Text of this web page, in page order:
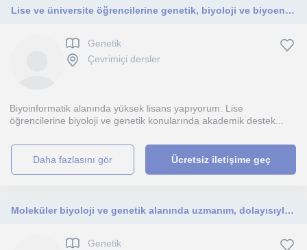
Lise ve üniversite öğrencilerine genetik, biyoloji ve biyoenformatik alanında çevrimiçi ders veren, alanında uzman.
Genetik
Çevrimiçi dersler
Biyoinformatik alanında yüksek lisans yapıyorum. Lise
öğrencilerine biyoloji ve genetik konularında akademik destek...
daha fazlasını gör Ücretsiz iletişime geç
Moleküler biyoloji ve genetik alanında uzmanım, dolayısıyla sınav dönemindeki öğrencilere biyoloji alanında ders verebilirim.
Genetik